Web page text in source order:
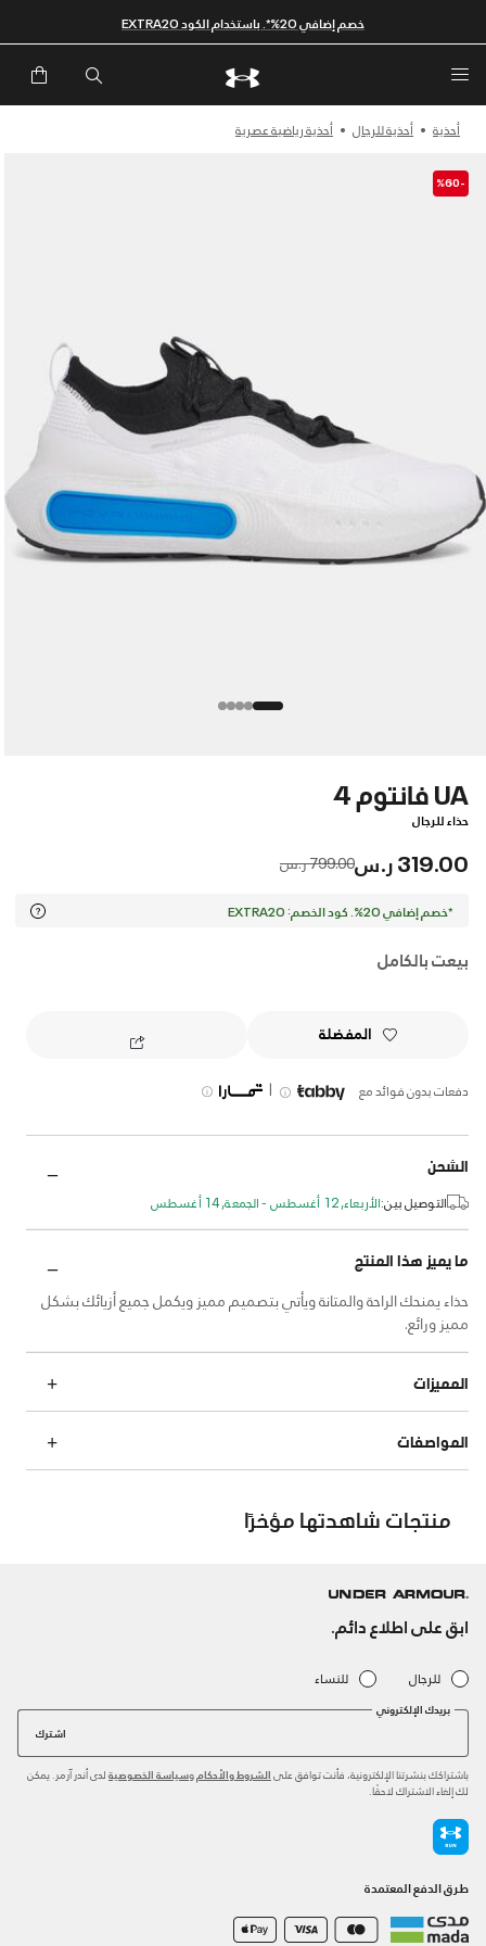
خصم إضافي 20%*. باستخدام الكود EXTRA20
أحذية أحذية للرجال أحذية رياضية عصرية
-%60
UA فانتوم 4
حذاء للرجال
319.00 ر.س Price reduced from
799.00 ر.س to
*خصم إضافي 20%. كود الخصم: EXTRA20
بيعت بالكامل
المفضلة
دفعات بدون فوائد مع |
الشحن
التوصيل بين:الأربعاء, 12 أغسطس - الجمعة, 14 أغسطس
ما يميز هذا المنتج
حذاء يمنحك الراحة والمتانة ويأتي بتصميم مميز ويكمل جميع أزيائك بشكل
مميز ورائع.
المميزات
المواصفات
منتجات شاهدتها مؤخرًا
ابق على اطلاع دائم.
للرجال للنساء
بريدك الإلكتروني
اشترك
باشتراكك بنشرتنا الإلكترونية، فأنت توافق على الشروط والأحكام وسياسة الخصوصية لدى أندر آرمر. يمكن
لك إلغاء الاشتراك لاحقًا.
طرق الدفع المعتمدة